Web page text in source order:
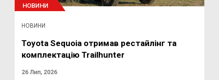
НОВИНИ
НОВИНИ
Toyota Sequoia отримав рестайлінг та
комплектацію Trailhunter
26 Лип, 2026